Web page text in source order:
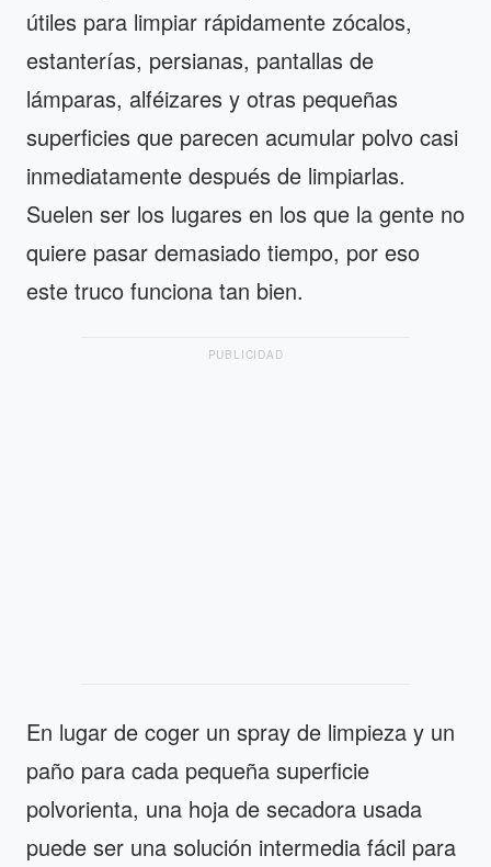
útiles para limpiar rápidamente zócalos,
estanterías, persianas, pantallas de
lámparas, alféizares y otras pequeñas
superficies que parecen acumular polvo casi
inmediatamente después de limpiarlas.
Suelen ser los lugares en los que la gente no
quiere pasar demasiado tiempo, por eso
este truco funciona tan bien.
PUBLICIDAD
En lugar de coger un spray de limpieza y un
paño para cada pequeña superficie
polvorienta, una hoja de secadora usada
puede ser una solución intermedia fácil para